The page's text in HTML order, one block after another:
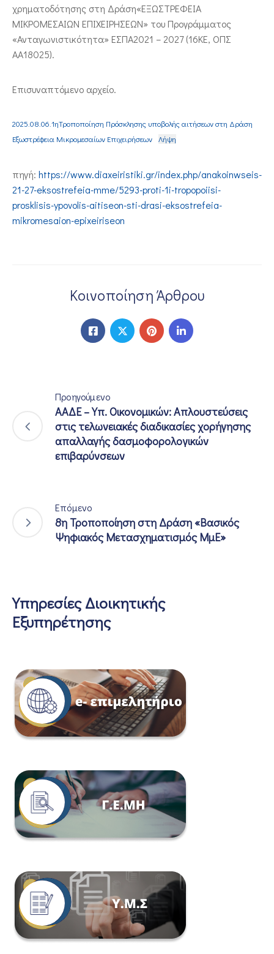
χρηματοδότησης στη Δράση«ΕΞΩΣΤΡΕΦΕΙΑ
ΜΙΚΡΟΜΕΣΑΙΩΝ ΕΠΙΧΕΙΡΗΣΕΩΝ» του Προγράμματος
«Ανταγωνιστικότητα» ΕΣΠΑ2021 – 2027 (16ΚΕ, ΟΠΣ
ΑΑ18025).
Επισυναπτόμενο αρχείο.
2025.08.06.1ηΤροποποίηση Πρόσκλησης υποβολής αιτήσεων στη Δράση
Εξωστρέφεια Μικρομεσαίων Επιχειρήσεων
Λήψη
πηγή: https://www.diaxeiristiki.gr/index.php/anakoinwseis-
21-27-eksostrefeia-mme/5293-proti-1i-tropopoiisi-
prosklisis-ypovolis-aitiseon-sti-drasi-eksostrefeia-
mikromesaion-epixeiriseon
Κοινοποίηση Άρθρου
Προηγούμενο
ΑΑΔΕ – Υπ. Οικονομικών: Απλουστεύσεις
στις τελωνειακές διαδικασίες χορήγησης
απαλλαγής δασμοφορολογικών
επιβαρύνσεων
Επόμενο
8η Τροποποίηση στη Δράση «Βασικός
Ψηφιακός Μετασχηματισμός ΜμΕ»
Υπηρεσίες Διοικητικής
Εξυπηρέτησης